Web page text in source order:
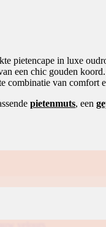
pietencape in luxe
een chic gouden
combinatie van comfort
pietenmuts, een